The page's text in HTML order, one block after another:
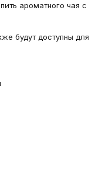
ароматного чая с
будут доступны для